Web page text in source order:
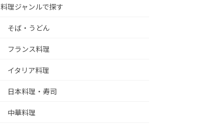
料理ジャンルで探す
そば・うどん
フランス料理
イタリア料理
日本料理・寿司
中華料理